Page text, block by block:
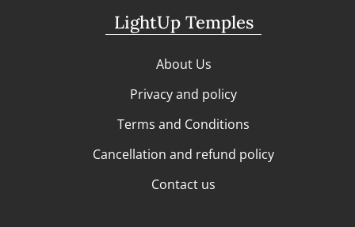
LightUp Temples
About Us
Privacy and policy
Terms and Conditions
Cancellation and refund policy
Contact us